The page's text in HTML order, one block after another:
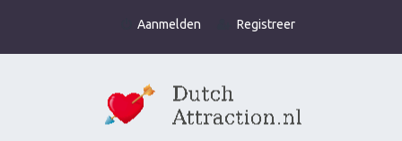
Aanmelden Registreer